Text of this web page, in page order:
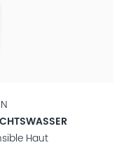
Haut